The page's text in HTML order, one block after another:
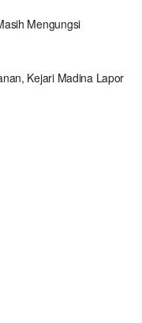
Mengungsi
Kejari Madina Lapor